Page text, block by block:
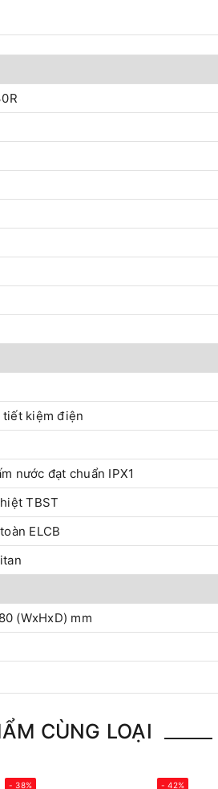
kiệm điện
nước đạt chuẩn IPX1
TBST
ELCB
(WxHxD) mm
CÙNG LOẠI
- 38% - 42%